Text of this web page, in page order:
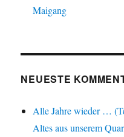
Maigang
NEUESTE
Alle Jahre wieder …
Altes aus unserem